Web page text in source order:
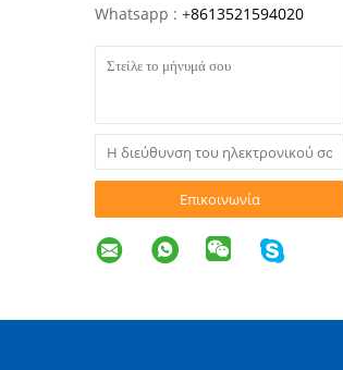
Whatsapp : +8613521594020
Επικοινωνία